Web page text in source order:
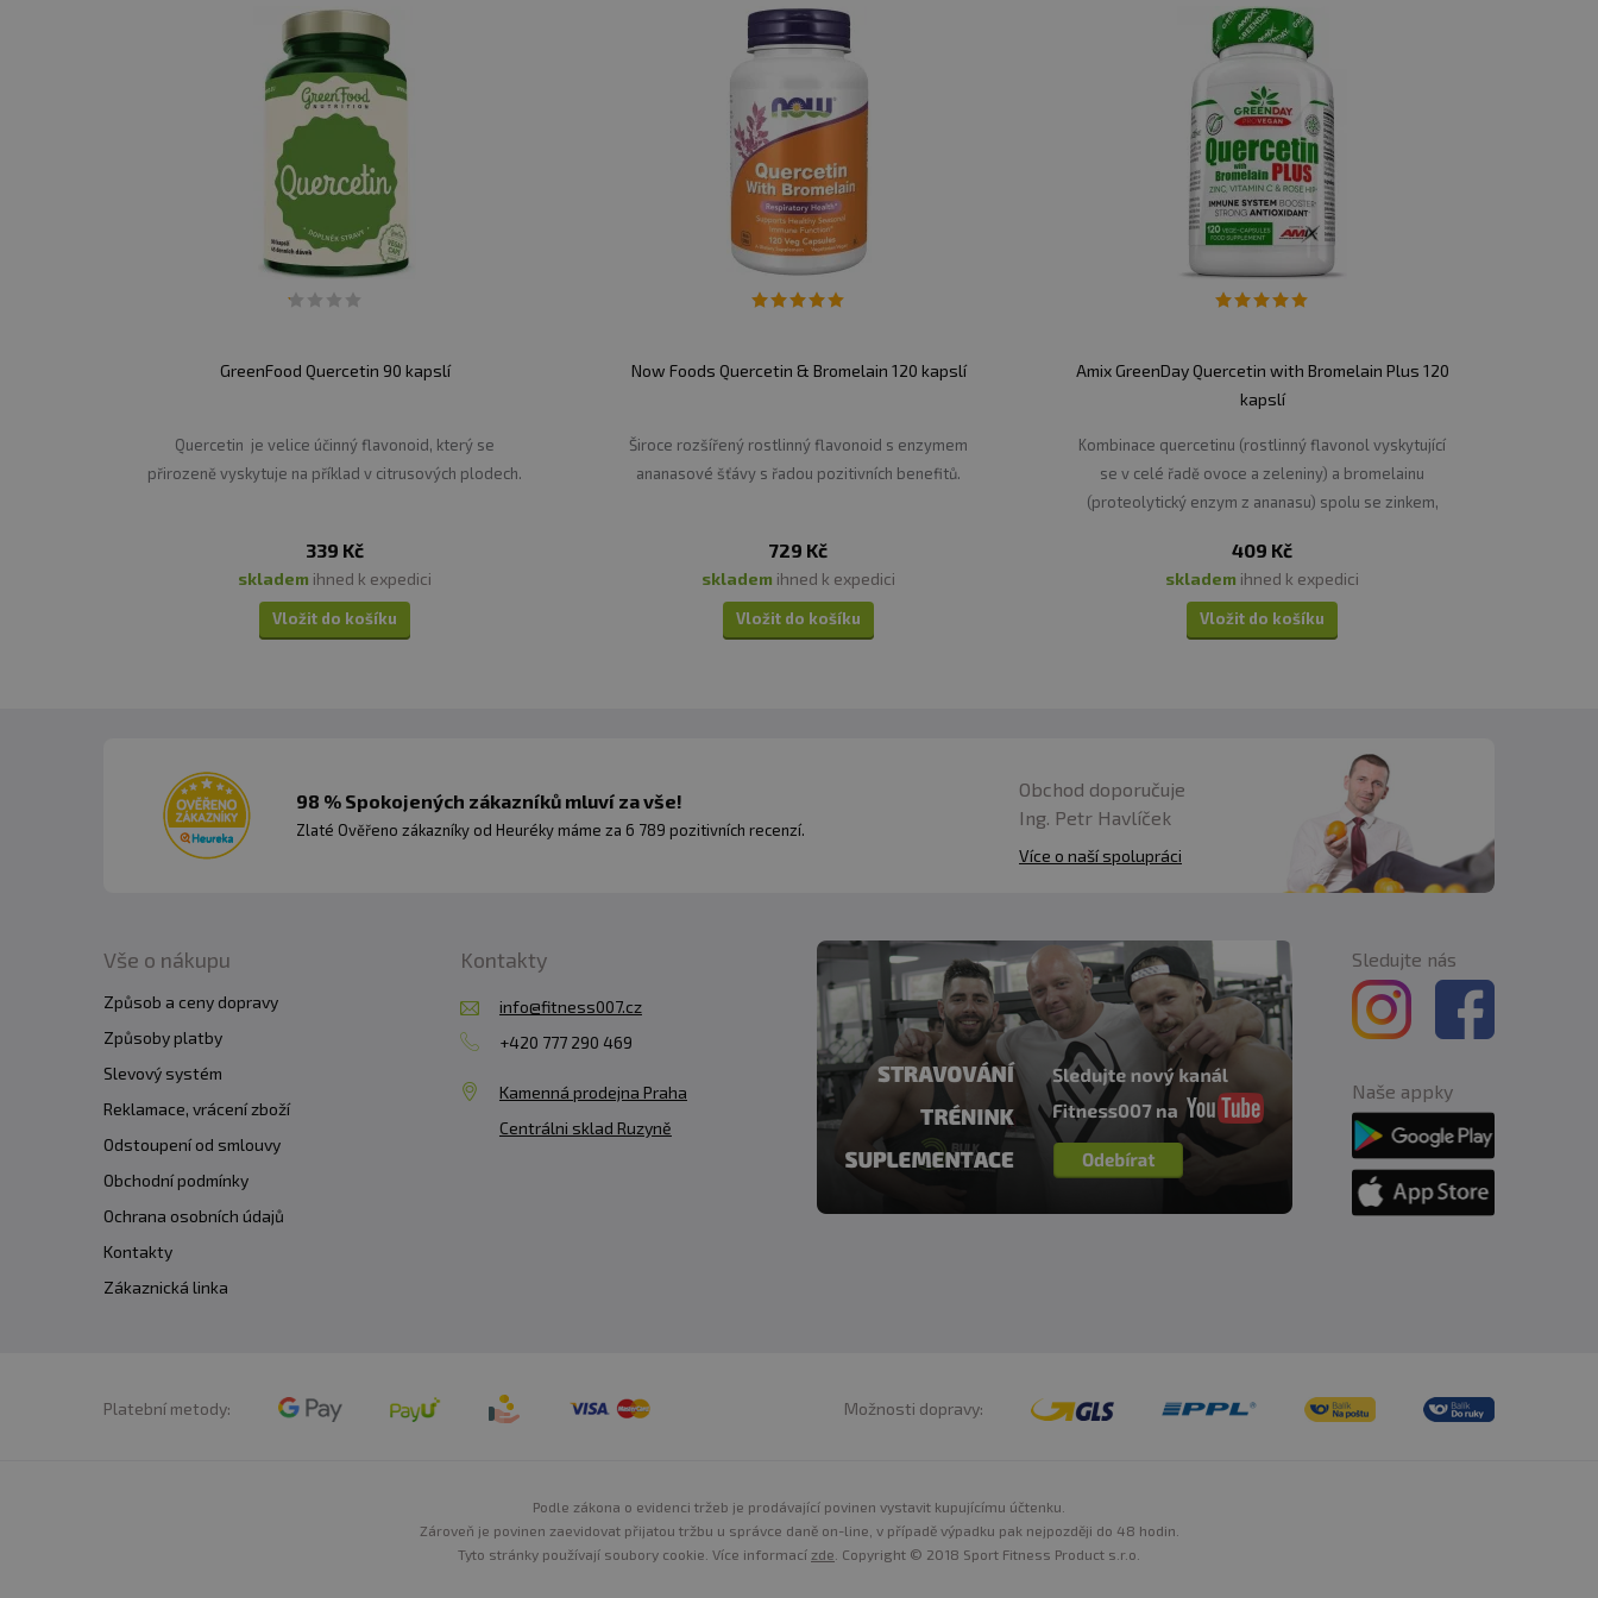
do 25 °C. Chraňte před přímým slunečním zářením. U kojících a těhotných je vhodná konzultace s lékařem.
Ukládejte mimo dosah dětí. Výrobce neručí za škody vzniklé nevhodným použitím nebo skladováním.
Minimální trvanlivost uvedena na obalu.
GreenFood Quercetin 90 kapslí
Quercetin je velice účinný flavonoid, který se
přirozeně vyskytuje na příklad v citrusových plodech.
339 Kč
skladem ihned k expedici
Vložit do košíku
Now Foods Quercetin & Bromelain 120 kapslí
Široce rozšířený rostlinný flavonoid s enzymem
ananasové šťávy s řadou pozitivních benefitů.
729 Kč
skladem ihned k expedici
Vložit do košíku
Amix GreenDay Quercetin with Bromelain Plus 120
kapslí
Kombinace quercetinu (rostlinný flavonol vyskytující
se v celé řadě ovoce a zeleniny) a bromelainu
(proteolytický enzym z ananasu) spolu se zinkem,
409 Kč
skladem ihned k expedici
Vložit do košíku
98 % Spokojených zákazníků mluví za vše!
Zlaté Ověřeno zákazníky od Heuréky máme za 6 789 pozitivních recenzí.
Obchod doporučuje
Ing. Petr Havlíček
Více o naší spolupráci
Vše o nákupu
Způsob a ceny dopravy
Způsoby platby
Slevový systém
Reklamace, vrácení zboží
Odstoupení od smlouvy
Obchodní podmínky
Ochrana osobních údajů
Kontakty
Zákaznická linka
Kontakty
info@fitness007.cz
+420 777 290 469
Kamenná prodejna Praha
Centrálni sklad Ruzyně
Sledujte nás
Naše appky
Platební metody: Možnosti dopravy:
Podle zákona o evidenci tržeb je prodávající povinen vystavit kupujícímu účtenku.
Zároveň je povinen zaevidovat přijatou tržbu u správce daně on-line, v případě výpadku pak nejpozději do 48 hodin.
Tyto stránky používají soubory cookie. Více informací zde . Copyright © 2018 Sport Fitness Product s.r.o.